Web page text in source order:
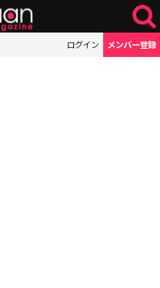
ログイン メンバー登録